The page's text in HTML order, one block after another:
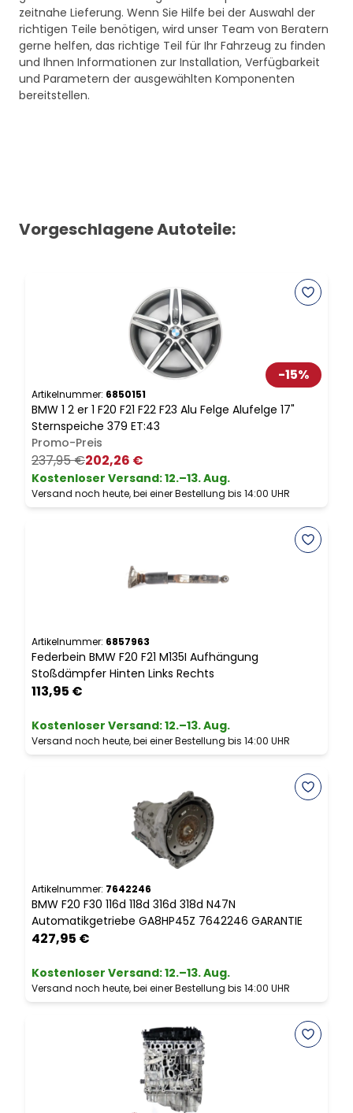
zeitnahe Lieferung. Wenn Sie Hilfe bei der Auswahl der
richtigen Teile benötigen, wird unser Team von Beratern
gerne helfen, das richtige Teil für Ihr Fahrzeug zu finden
und Ihnen Informationen zur Installation, Verfügbarkeit
und Parametern der ausgewählten Komponenten
bereitstellen.
Vorgeschlagene Autoteile:
-15%
Artikelnummer: 6850151
BMW 1 2 er 1 F20 F21 F22 F23 Alu Felge Alufelge 17"
Sternspeiche 379 ET:43
Promo-Preis
237,95 €202,26 €
Kostenloser Versand:12.–13. Aug.
Versand noch heute, bei einer Bestellung bis 14:00 UHR
Artikelnummer: 6857963
Federbein BMW F20 F21 M135I Aufhängung
Stoßdämpfer Hinten Links Rechts
113,95 €
Kostenloser Versand:12.–13. Aug.
Versand noch heute, bei einer Bestellung bis 14:00 UHR
Artikelnummer: 7642246
BMW F20 F30 116d 118d 316d 318d N47N
Automatikgetriebe GA8HP45Z 7642246 GARANTIE
427,95 €
Kostenloser Versand:12.–13. Aug.
Versand noch heute, bei einer Bestellung bis 14:00 UHR